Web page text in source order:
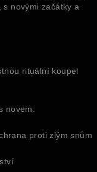
novými začátky a
rituální koupel
novem:
proti zlým snům